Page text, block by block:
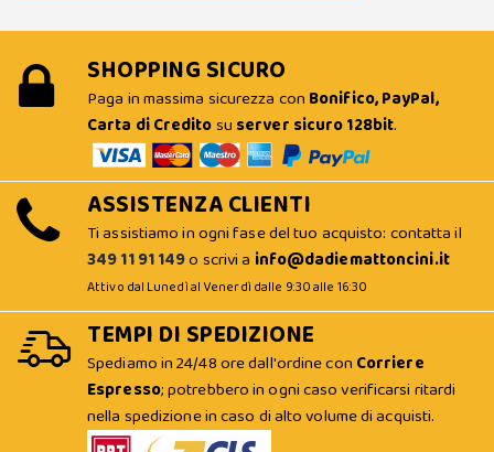
SHOPPING SICURO
Paga in massima sicurezza con Bonifico, PayPal,
Carta di Creditosu server sicuro 128bit.
ASSISTENZA CLIENTI
Ti assistiamo in ogni fase del tuo acquisto: contatta il
349 11 91 149o scrivi a info@dadiemattoncini.it
Attivo dal Lunedì al Venerdì dalle 9:30 alle 16:30
TEMPI DI SPEDIZIONE
Spediamo in 24/48 ore dall'ordine con Corriere
Espresso; potrebbero in ogni caso verificarsi ritardi
nella spedizione in caso di alto volume di acquisti.